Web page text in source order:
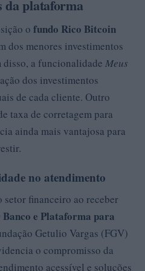
da plataforma
o fundo Rico Bitcoin
dos menores investimentos
a funcionalidade Meus
dos investimentos
de cada cliente. Outro
taxa de corretagem para
ainda mais vantajosa para
no atendimento
setor financeiro ao receber
e Plataforma para
Getulio Vargas (FGV)
o compromisso da
acessível e soluções